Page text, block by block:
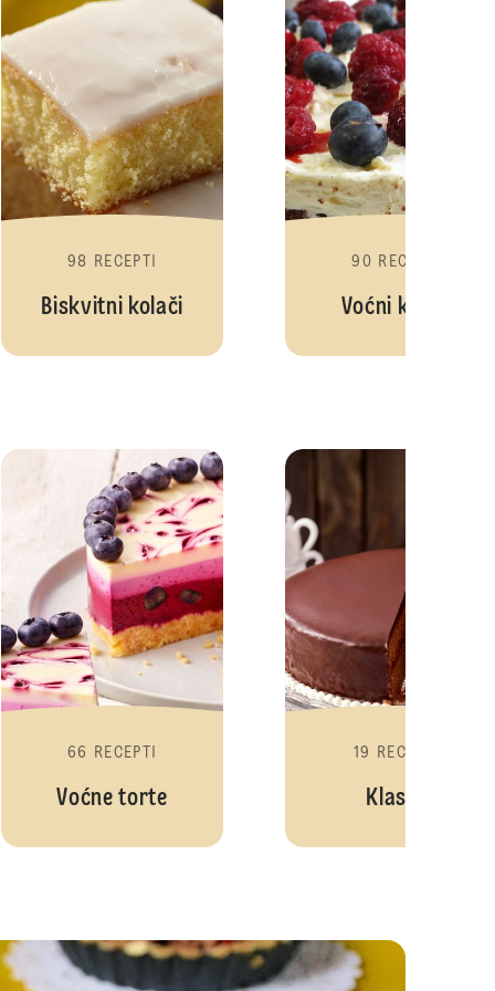
98 RECEPTI
Biskvitni kolači
90 RECEPTI
Voćni kolači
Kremaste torte
66 RECEPTI
Voćne torte
19 RECEPTI
Klasici